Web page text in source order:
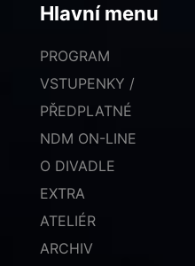
Hlavní menu
PROGRAM
VSTUPENKY /
PŘEDPLATNÉ
NDM ON-LINE
O DIVADLE
EXTRA
ATELIÉR
ARCHIV